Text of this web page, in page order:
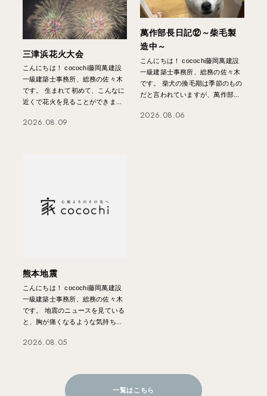
三津浜花火大会
こんにちは！ cocochi藤岡萬建設
一級建築士事務所、総務の佐々木
です。 生まれて初めて、こんなに
近くで花火を見ることができま...
2026.08.09
萬作部長日記⑫～柴毛製
造中～
こんにちは！ cocochi藤岡萬建設
一級建築士事務所、総務の佐々木
です。 柴犬の換毛期は季節のもの
だと言われていますが、萬作部...
2026.08.06
熊本地震
こんにちは！ cocochi藤岡萬建設
一級建築士事務所、総務の佐々木
です。 地震のニュースを見ている
と、胸が痛くなるような気持ち...
2026.08.05
一覧はこちら